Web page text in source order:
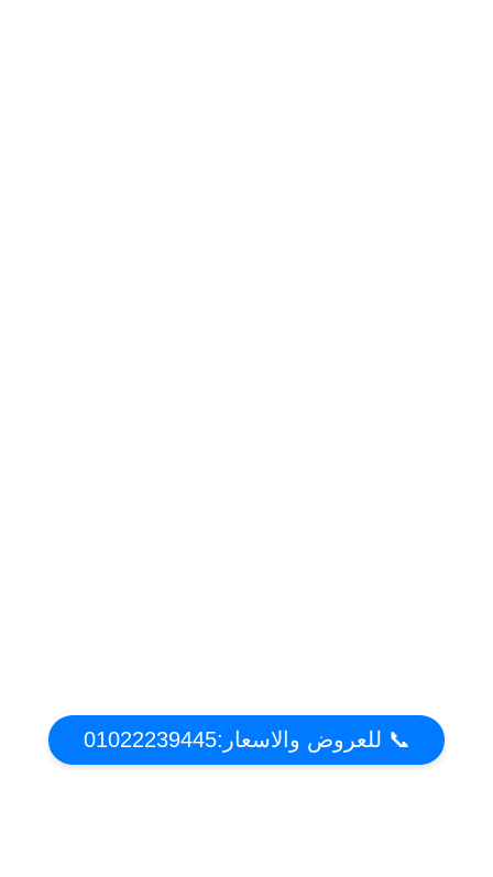
📞 للعروض والاسعار:01022239445